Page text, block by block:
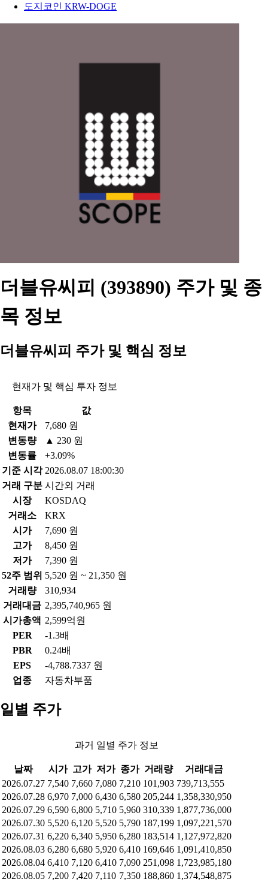
도지코인 KRW-DOGE
더블유씨피 (393890) 주가 및 종
목 정보
더블유씨피 주가 및 핵심 정보
현재가 및 핵심 투자 정보
항목
값
현재가
7,680 원
변동량
▲ 230 원
변동률
+3.09%
기준 시각 2026.08.07 18:00:30
거래 구분 시간외 거래
시장
KOSDAQ
거래소
KRX
시가
7,690 원
고가
8,450 원
저가
7,390 원
52주 범위 5,520 원 ~ 21,350 원
거래량
310,934
거래대금 2,395,740,965 원
시가총액 2,599억원
PER
-1.3배
PBR
0.24배
EPS
-4,788.7337 원
업종
자동차부품
일별 주가
과거 일별 주가 정보
날짜 시가 고가 저가 종가 거래량
거래대금
2026.07.27 7,540 7,660 7,080 7,210 101,903 739,713,555
2026.07.28 6,970 7,000 6,430 6,580 205,244 1,358,330,950
2026.07.29 6,590 6,800 5,710 5,960 310,339 1,877,736,000
2026.07.30 5,520 6,120 5,520 5,790 187,199 1,097,221,570
2026.07.31 6,220 6,340 5,950 6,280 183,514 1,127,972,820
2026.08.03 6,280 6,680 5,920 6,410 169,646 1,091,410,850
2026.08.04 6,410 7,120 6,410 7,090 251,098 1,723,985,180
2026.08.05 7,200 7,420 7,110 7,350 188,860 1,374,548,875